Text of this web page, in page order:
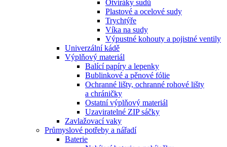
Otvíráky sudů
Plastové a ocelové sudy
Trychtýře
Víka na sudy
Výpustné kohouty a pojistné ventily
Univerzální kádě
Výplňový materiál
Balící papíry a lepenky
Bublinkové a pěnové fólie
Ochranné lišty, ochranné rohové lišty
a chráničky
Ostatní výplňový materiál
Uzaviratelné ZIP sáčky
Zavlažovací vaky
Průmyslové potřeby a nářadí
Baterie